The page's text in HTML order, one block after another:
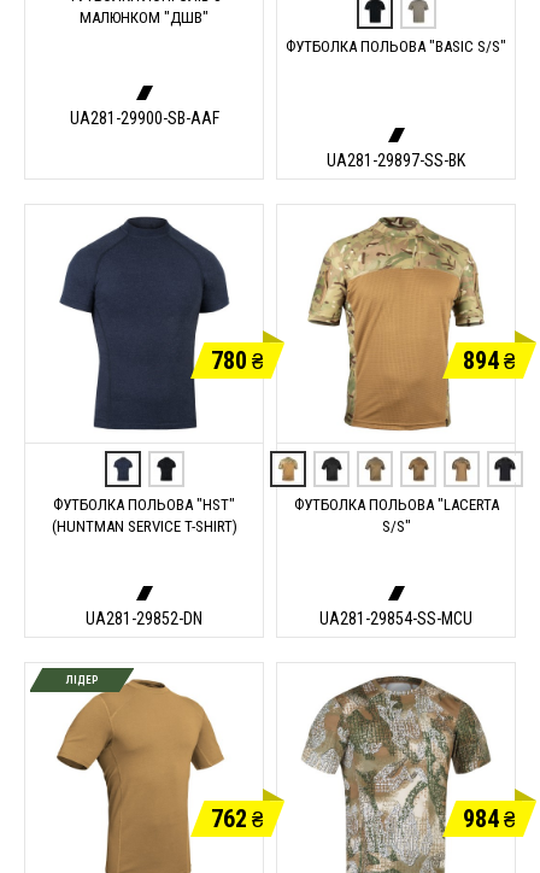
МАЛЮНКОМ "ДШВ"
UA281-29900-SB-AAF
ФУТБОЛКА ПОЛЬОВА "BASIC S/S"
UA281-29897-SS-BK
780 ₴
ФУТБОЛКА ПОЛЬОВА "HST"
(HUNTMAN SERVICE T-SHIRT)
UA281-29852-DN
894₴
ФУТБОЛКА ПОЛЬОВА "LACERTA
S/S"
UA281-29854-SS-MCU
ЛІДЕР
762 ₴ 984₴